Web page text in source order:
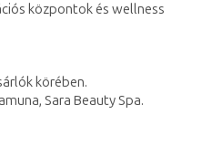
központok és wellness
körében.
Sara Beauty Spa.